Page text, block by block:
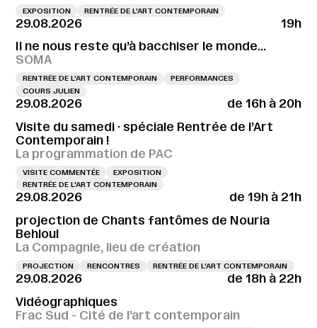
EXPOSITION RENTRÉE DE L'ART CONTEMPORAIN
29.08.2026
19h
Il ne nous reste qu’à bacchiser le monde…
SOMA
RENTRÉE DE L'ART CONTEMPORAIN
PERFORMANCES
COURS JULIEN
29.08.2026
de 16h à 20h
Visite du samedi · spéciale Rentrée de l’Art
Contemporain !
La programmation de PAC
VISITE COMMENTÉE
EXPOSITION
RENTRÉE DE L'ART CONTEMPORAIN
29.08.2026
de 19h à 21h
projection de Chants fantômes de Nouria
Behloul
La Compagnie, lieu de création
PROJECTION RENCONTRES RENTRÉE DE L'ART CONTEMPORAIN
29.08.2026
de 18h à 22h
Vidéographiques
Frac Sud - Cité de l’art contemporain